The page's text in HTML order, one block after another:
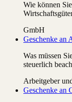
Wie können
GmbH
Geschenke an
Was müssen
steuerlich
Arbeitgeber
Geschenke an